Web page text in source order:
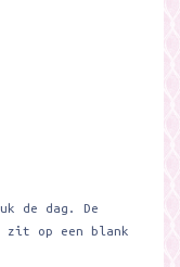
de dag. De
zit op een blank